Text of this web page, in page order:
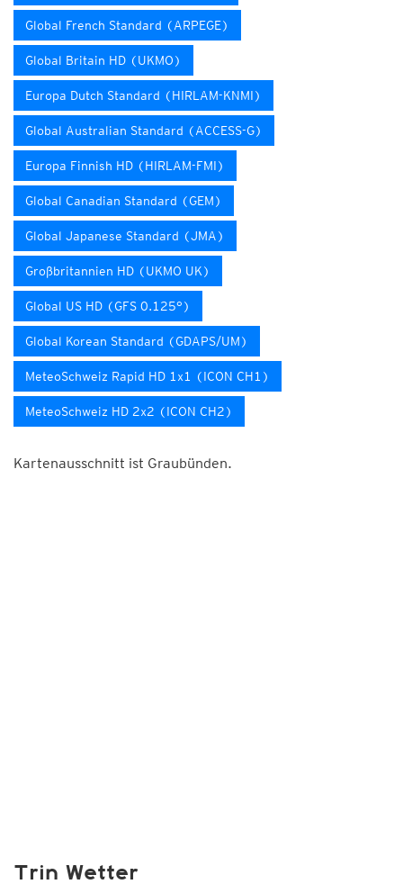
Global French Standard (ARPEGE)
Global Britain HD (UKMO)
Europa Dutch Standard (HIRLAM-KNMI)
Global Australian Standard (ACCESS-G)
Europa Finnish HD (HIRLAM-FMI)
Global Canadian Standard (GEM)
Global Japanese Standard (JMA)
Großbritannien HD (UKMO UK)
Global US HD (GFS 0.125°)
Global Korean Standard (GDAPS/UM)
MeteoSchweiz Rapid HD 1x1 (ICON CH1)
MeteoSchweiz HD 2x2 (ICON CH2)
Kartenausschnitt ist Graubünden.
Trin Wetter